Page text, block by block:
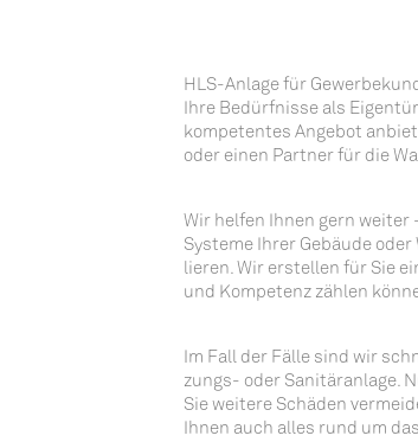
HLS-Anla­ge für
Ihre Bedürf­nis­se als
kom­pe­ten­tes Ange­bot
oder einen Part­ner für die
Wir hel­fen Ihnen gern wei­ter
Sys­te­me Ihrer Gebäu­de
lie­ren. Wir erstel­len für Sie
und Kom­pe­tenz zäh­len
Im Fall der Fäl­le sind wir
zungs- oder Sani­tär­an­la­ge.
Sie wei­te­re Schä­den
Ihnen auch alles rund um